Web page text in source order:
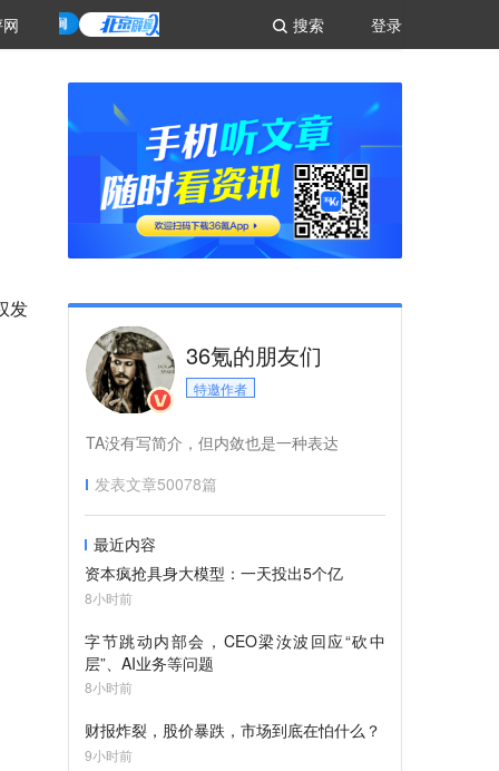
登录
搜索
发
36氪的朋友们
特邀作者
TA没有写简介，但内敛也是一种表达
发表文章50078篇
最近内容
资本疯抢具身大模型：一天投出5个亿
8小时前
字节跳动内部会，CEO梁汝波回应“砍中
层”、AI业务等问题
8小时前
财报炸裂，股价暴跌，市场到底在怕什么？
9小时前